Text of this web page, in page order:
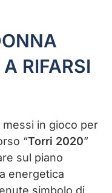
RIFARSI
in gioco per
“Torri 2020”
sul piano
energetica
simbolo di